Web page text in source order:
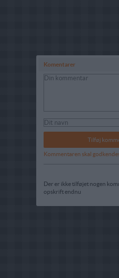
Komentarer
Kommentaren skal
Der er ikke tilføjet nogen
opskrift endnu